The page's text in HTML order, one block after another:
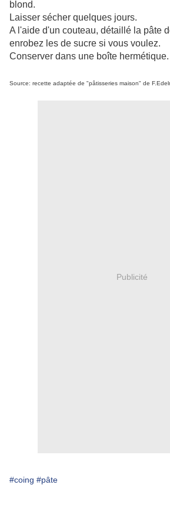
blond.
Laisser sécher quelques jours.
A l'aide d'un couteau, détaillé la pâte
enrobez les de sucre si vous voulez.
Conserver dans une boîte hermétique.
Source: recette adaptée de "pâtisseries maison" de
Publicité
#coing #pâte